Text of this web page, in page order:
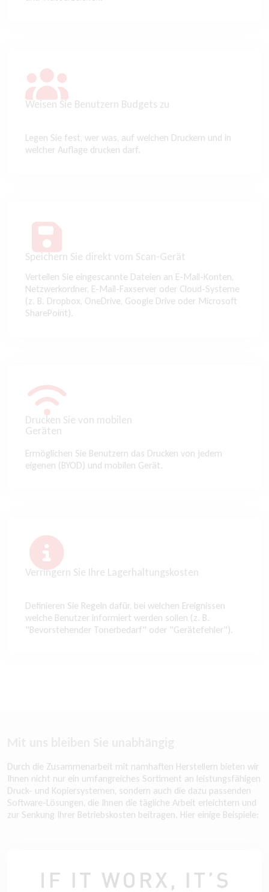
Weisen Sie Benutzern Budgets zu
Legen Sie fest, wer was, auf welchen Druckern und in
welcher Auflage drucken darf.
Speichern Sie direkt vom Scan-Gerät
Verteilen Sie eingescannte Dateien an E-Mail-Konten,
Netzwerkordner, E-Mail-Faxserver oder Cloud-Systeme
(z. B. Dropbox, OneDrive, Google Drive oder Microsoft
SharePoint).
Drucken Sie von mobilen
Geräten
Ermöglichen Sie Benutzern das Drucken von jedem
eigenen (BYOD) und mobilen Gerät.
Verringern Sie Ihre Lagerhaltungskosten
Definieren Sie Regeln dafür, bei welchen Ereignissen
welche Benutzer informiert werden sollen (z. B.
"Bevorstehender Tonerbedarf" oder "Gerätefehler").
Durch die Zusammenarbeit mit namhaften Herstellern bieten wir
Ihnen nicht nur ein umfangreiches Sortiment an leistungsfähigen
Druck- und Kopiersystemen, sondern auch die dazu passenden
Software-Lösungen, die Ihnen die tägliche Arbeit erleichtern und
zur Senkung Ihrer Betriebskosten beitragen. Hier einige Beispiele: